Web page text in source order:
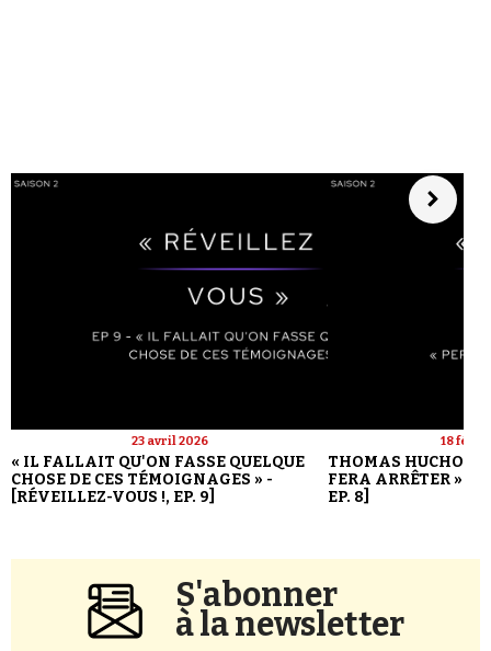
23 avril 2026
« IL FALLAIT QU'ON FASSE QUELQUE
CHOSE DE CES TÉMOIGNAGES » -
[RÉVEILLEZ-VOUS !, EP. 9]
18
THOMAS HUCHON :
FERA ARRÊTER » -
EP. 8]
S'abonner
à la newsletter